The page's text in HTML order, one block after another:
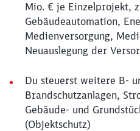
Mio. € je Einzelprojekt,
Gebäudeautomation,
Medienversorgung,
Neuauslegung der
Du steuerst weitere B‑
Brandschutzanlagen,
Gebäude‑ und
(Objektschutz)